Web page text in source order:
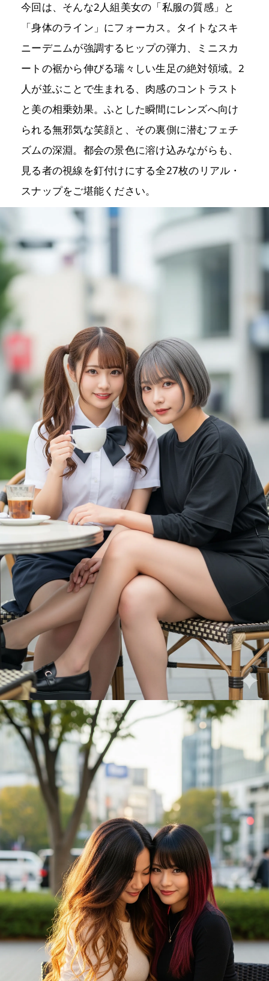
今回は、そんな2人組美女の「私服の質感」と
「身体のライン」にフォーカス。タイトなスキ
ニーデニムが強調するヒップの弾力、ミニスカ
ートの裾から伸びる瑞々しい生足の絶対領域。2
人が並ぶことで生まれる、肉感のコントラスト
と美の相乗効果。ふとした瞬間にレンズへ向け
られる無邪気な笑顔と、その裏側に潜むフェチ
ズムの深淵。都会の景色に溶け込みながらも、
見る者の視線を釘付けにする全27枚のリアル・
スナップをご堪能ください。